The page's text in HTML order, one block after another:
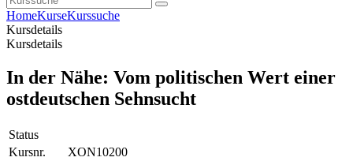
HomeKurseKurssuche
Kursdetails
Kursdetails
In der Nähe: Vom politischen Wert einer
ostdeutschen Sehnsucht
Status
Kursnr.
XON10200